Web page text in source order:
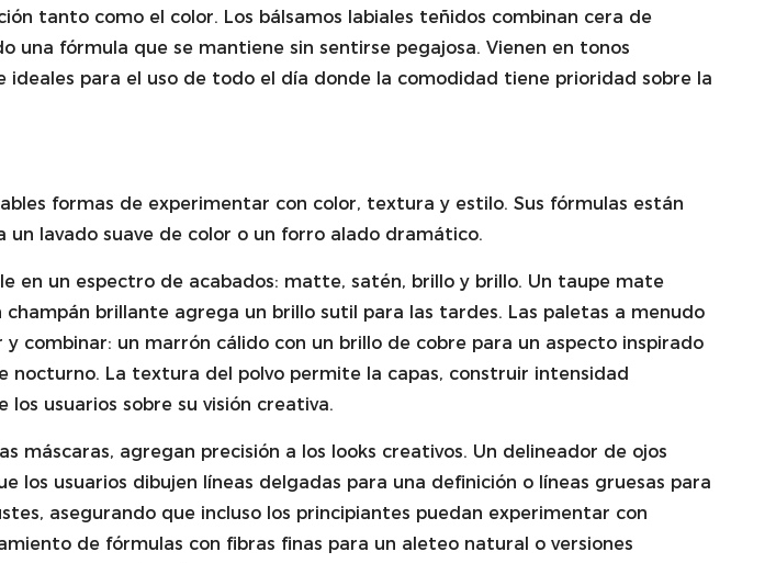
tanto como el color. Los bálsamos labiales teñidos combinan cera de
fórmula que se mantiene sin sentirse pegajosa. Vienen en tonos
para el uso de todo el día donde la comodidad tiene prioridad sobre la
formas de experimentar con color, textura y estilo. Sus fórmulas están
lavado suave de color o un forro alado dramático.
en un espectro de acabados: matte, satén, brillo y brillo. Un taupe mate
brillante agrega un brillo sutil para las tardes. Las paletas a menudo
combinar: un marrón cálido con un brillo de cobre para un aspecto inspirado
nocturno. La textura del polvo permite la capas, construir intensidad
usuarios sobre su visión creativa.
máscaras, agregan precisión a los looks creativos. Un delineador de ojos
usuarios dibujen líneas delgadas para una definición o líneas gruesas para
asegurando que incluso los principiantes puedan experimentar con
de fórmulas con fibras finas para un aleteo natural o versiones